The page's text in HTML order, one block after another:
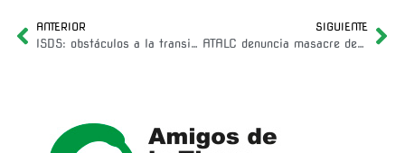
ANTERIOR
ISDS: obstáculos a la transición justa feminista y popular
SIGUIENTE
ATALC denuncia masacre de campesinas/os en Honduras